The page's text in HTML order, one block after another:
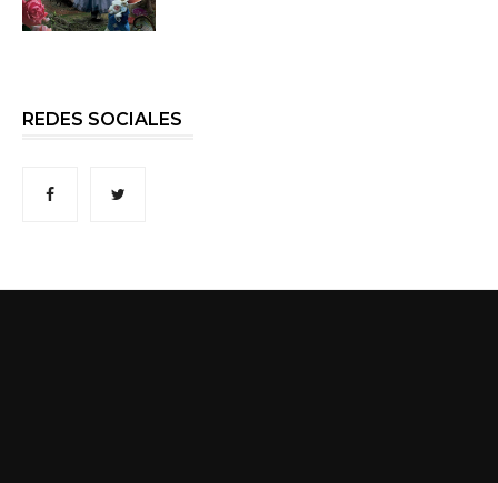
REDES SOCIALES